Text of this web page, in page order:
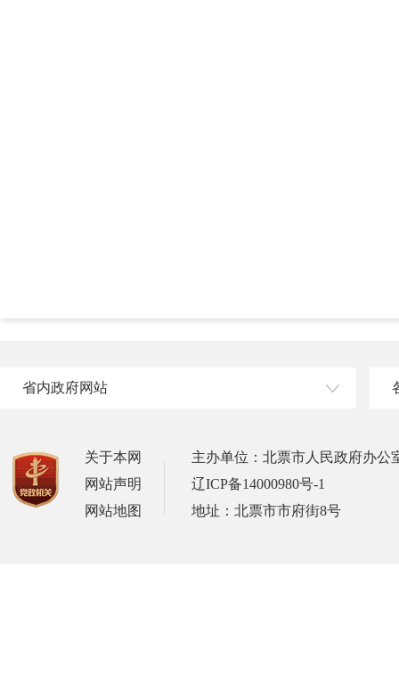
省内政府网站
关于本网
网站声明
网站地图
主办单位：北票市人民政府办公
辽ICP备14000980号-1
地址：北票市市府街8号